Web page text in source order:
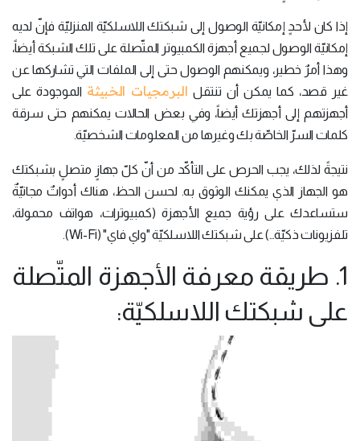
إذا كان لأحدٍ إمكانيّة الوصول إلى شبكتك اللاسلكيّة المنزليّة فإنّ لديه
إمكانيّة الوصول لجميع أجهزة الكمبيوتر المتّصلة على تلك الشبكة أيضاً،
وهذا أمرٌ خطير، ويمكنهم الوصول حتى إلى الملفات التي تشاركها عن
غير قصد، كما يمكن أن تنتقل البرمجيات الخبيثة الموجودة على
أجهزتهم إلى أجهزتك أيضاً، وفي بعض الحالات يمكنهم حتى سرقة
كلمات السرّ الخاصّة بك وغيرها من المعلومات الشخصيّة.
نتيجةً لذلك، يجب الحرص على التأكّد من أنّ كلّ جهازٍ متصلٍ بشبكتك
هو الجهاز الذي يمكنك الوثوق به. لحسن الحظ، هناك أدواتٌ مجانيّةٌ
ستساعدك على رؤية جميع الأجهزة (كمبيوترات، هواتف محمولة،
تلفزيونات ذكيّة…) على شبكتك اللاسلكيّة "واي فاي" (Wi-Fi).
1. طريقة معرفة الأجهزة المتّصلة
على شبكتك اللاسلكيّة: